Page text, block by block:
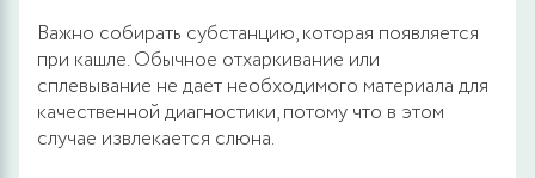
Важно собирать субстанцию, которая появляется
при кашле. Обычное отхаркивание или
сплевывание не дает необходимого материала для
качественной диагностики, потому что в этом
случае извлекается слюна.